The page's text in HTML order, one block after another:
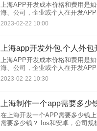
上海APP开发成本价格和费用是
海、公司，企业或个人在开发APP
一个问题是将开发应用到APP的成
app需要多少钱，外包，的app定价
2023-02-22 10:00
上海APP开发成本价格和费用是
海、公司，企业或个人在开发APP
一个问题是将开发应用到APP的成
app需要多少钱，外包，的app定价
2023-02-22 10:30
在上海开发一个APP需要多少钱
需要多少钱？ Ios和安卓，公司规